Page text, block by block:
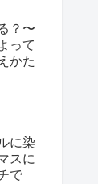
？〜
って
かた
に染
スに
で